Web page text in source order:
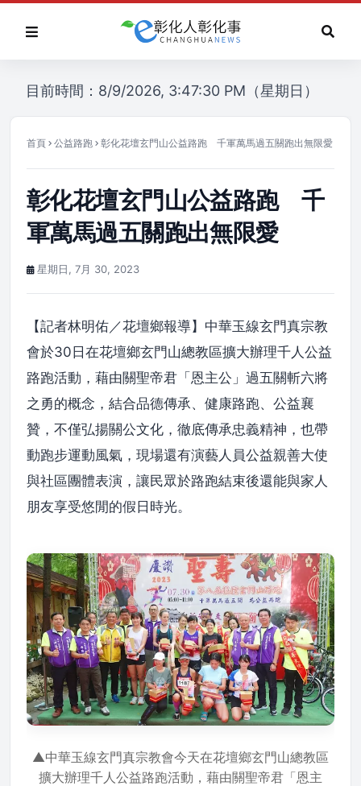
目前時間：8/9/2026, 3:47:30 PM（星期日）
首頁 公益路跑 彰化花壇玄門山公益路跑 千軍萬馬過五關跑出無限愛
彰化花壇玄門山公益路跑 千
軍萬馬過五關跑出無限愛
星期日, 7月 30, 2023
【記者林明佑／花壇鄉報導】中華玉線玄門真宗教
會於30日在花壇鄉玄門山總教區擴大辦理千人公益
路跑活動，藉由關聖帝君「恩主公」過五關斬六將
之勇的概念，結合品德傳承、健康路跑、公益襄
贊，不僅弘揚關公文化，徹底傳承忠義精神，也帶
動跑步運動風氣，現場還有演藝人員公益親善大使
與社區團體表演，讓民眾於路跑結束後還能與家人
朋友享受悠閒的假日時光。
▲中華玉線玄門真宗教會今天在花壇鄉玄門山總教區
擴大辦理千人公益路跑活動，藉由關聖帝君「恩主